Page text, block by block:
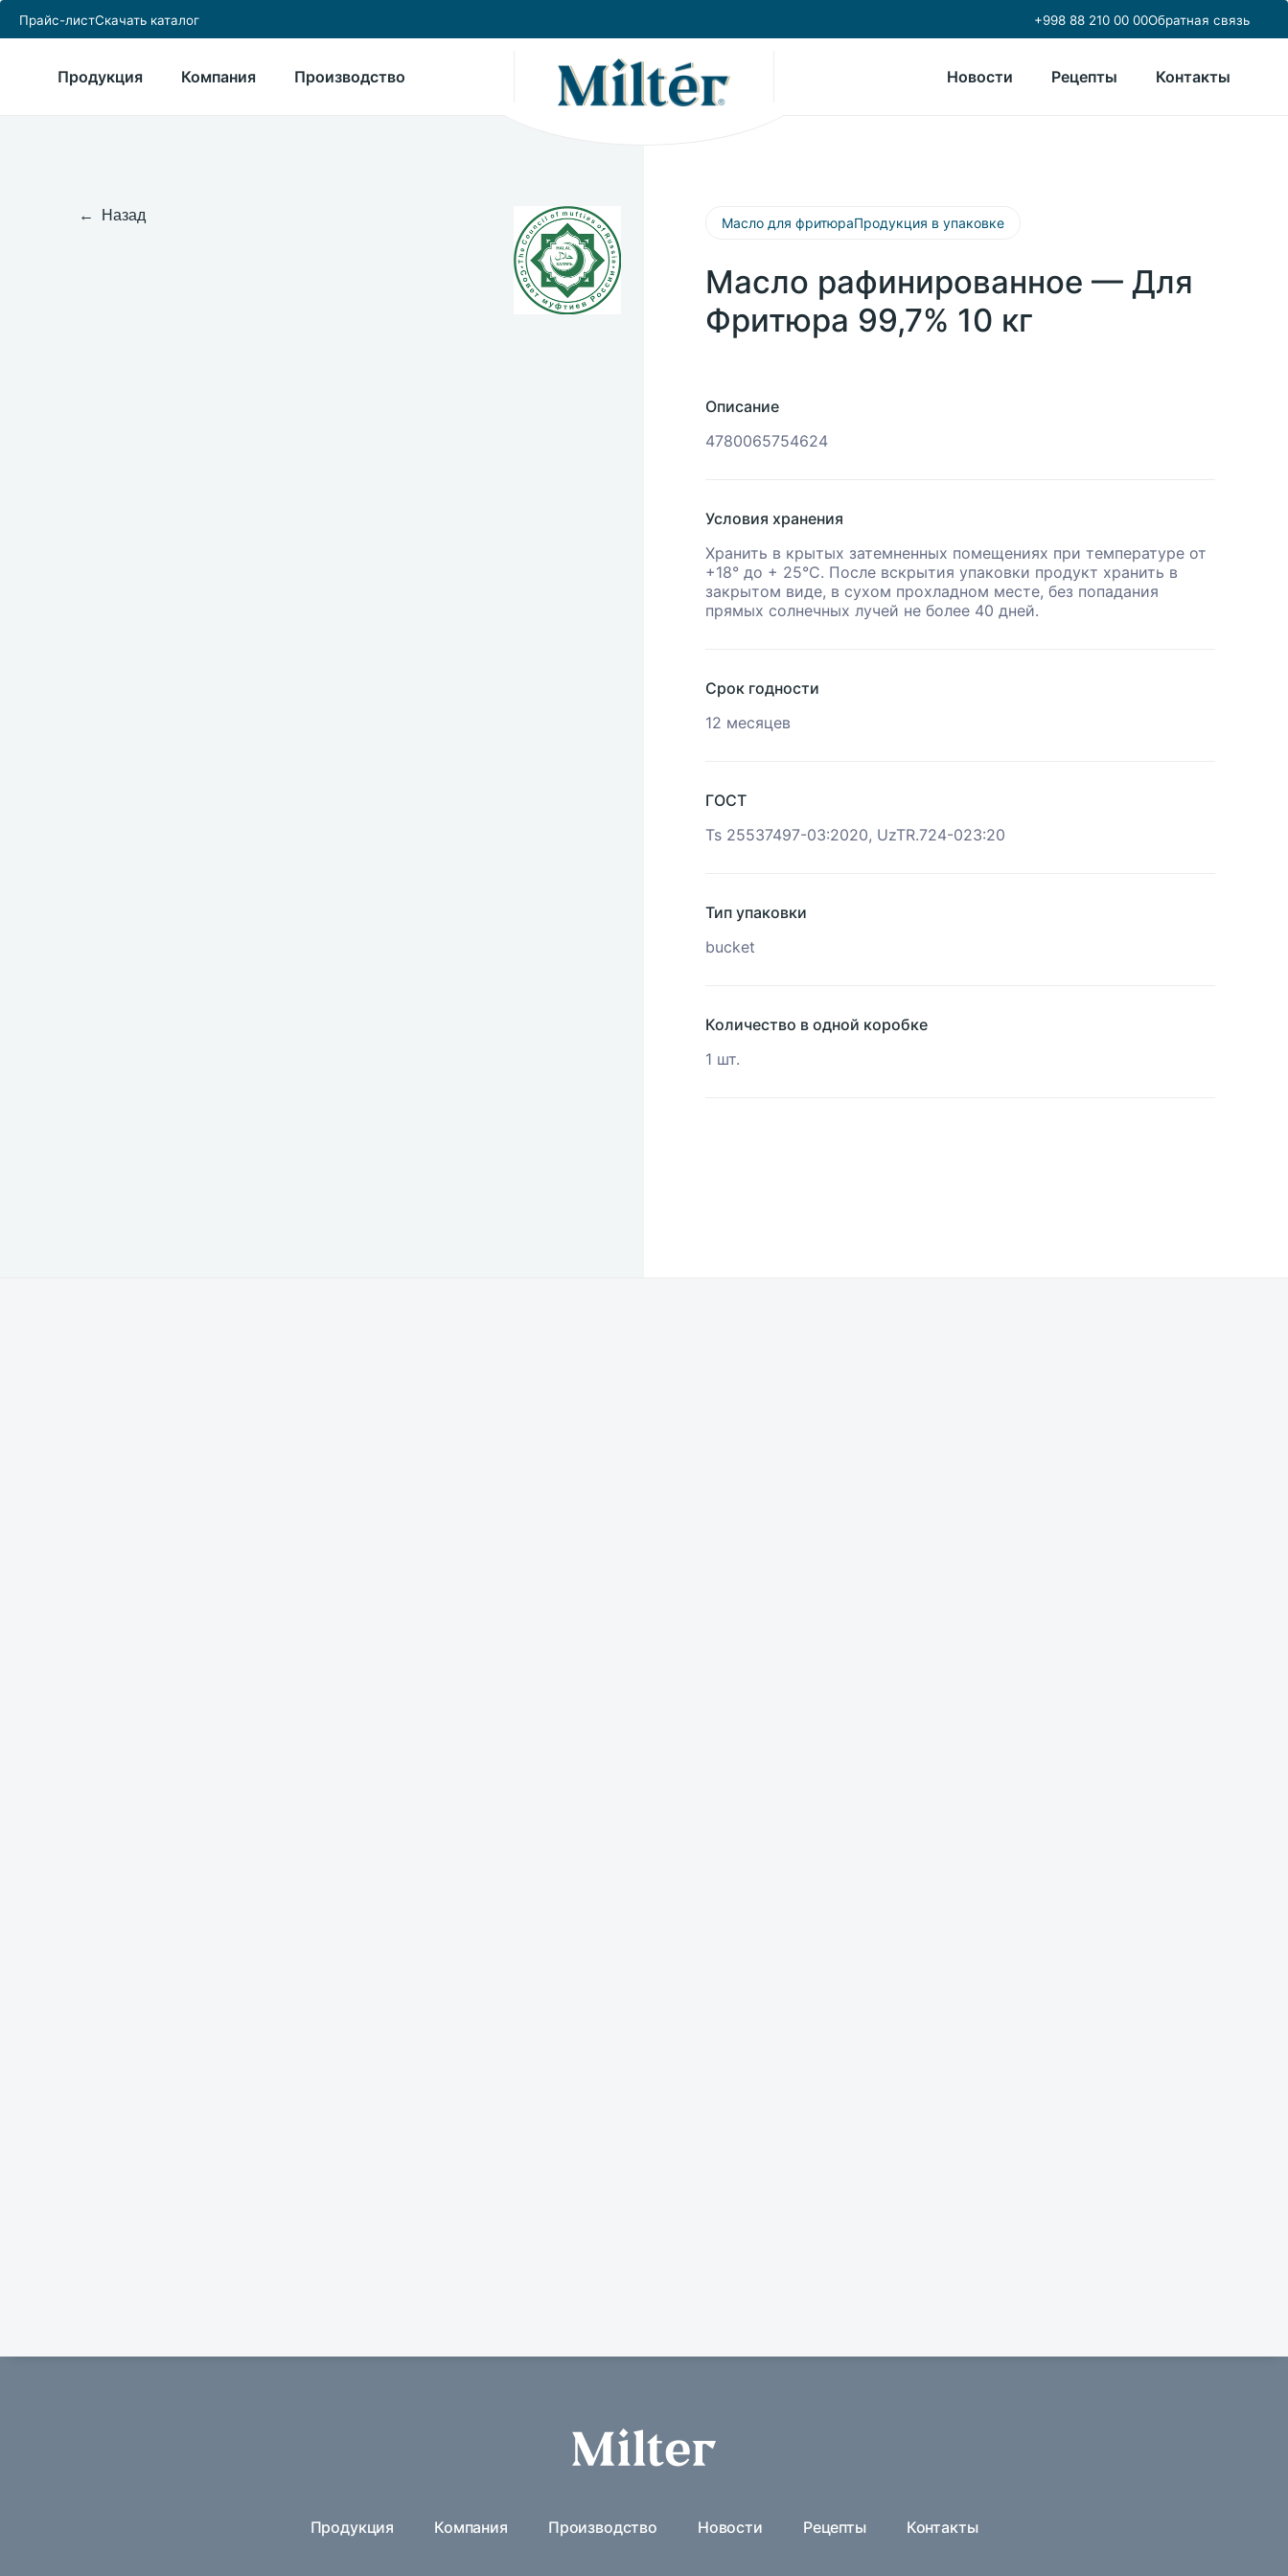
Прайс-листСкачать каталог +998 88 210 00 00Обратная связь
Продукция Компания Производство Новости Рецепты Контакты
← Назад Масло для фритюраПродукция в упаковке
Масло рафинированное — Для
Фритюра 99,7% 10 кг
Описание
4780065754624
Условия хранения
Хранить в крытых затемненных помещениях при температуре от
+18° до + 25°С. После вскрытия упаковки продукт хранить в
закрытом виде, в сухом прохладном месте, без попадания
прямых солнечных лучей не более 40 дней.
Срок годности
12 месяцев
ГОСТ
Ts 25537497-03:2020, UzTR.724-023:20
Тип упаковки
bucket
Количество в одной коробке
1 шт.
Продукция Компания Производство Новости Рецепты Контакты